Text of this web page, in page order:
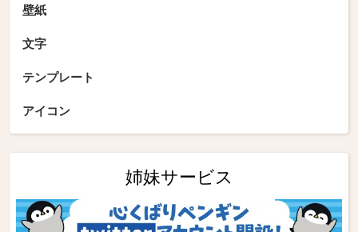
壁紙
文字
テンプレート
アイコン
姉妹サービス